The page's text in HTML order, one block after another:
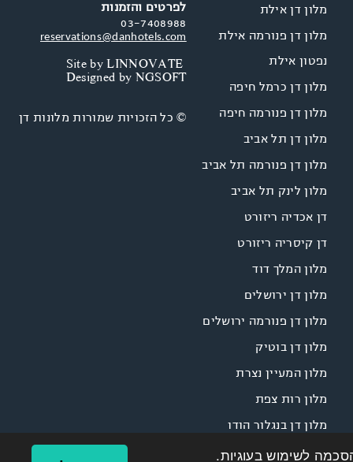
לשימוש בעוגיות.
מלון דן אילת
מלון דן פנורמה אילת
נפטון אילת
מלון דן כרמל חיפה
מלון דן פנורמה חיפה
מלון דן תל אביב
מלון דן פנורמה תל אביב
מלון לינק תל אביב
דן אכדיה ריזורט
דן קיסריה ריזורט
מלון המלך דוד
מלון דן ירושלים
מלון דן פנורמה ירושלים
מלון דן בוטיק
מלון המעיין נצרת
מלון רות צפת
מלון דן בנגלור הודו
לפרטים והזמנות
03-7408988
reservations@danhotels.com
Site byLINNOVATE
Designed by NGSOFT
© כל הזכויות שמורות מלונות דן